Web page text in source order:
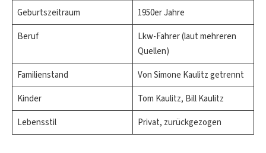
Geburtszeitraum
1950er Jahre
Beruf
Lkw-Fahrer (laut mehreren
Quellen)
Familienstand
Von Simone Kaulitz getrennt
Kinder
Tom Kaulitz, Bill Kaulitz
Lebensstil
Privat, zurückgezogen